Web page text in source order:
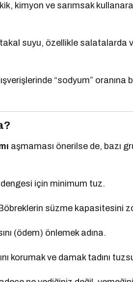
kimyon ve sarımsak
suyu, özellikle salatalarda
“sodyum” oranına
aşmaması önerilse de, bazı
için minimum tuz.
süzme kapasitesini
(ödem) önlemek adına.
korumak ve damak tadını